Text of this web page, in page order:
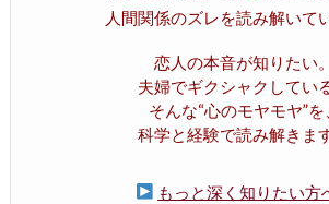
人間関係のズレを読み解いて
恋人の本音が知りたい。
夫婦でギクシャクしてい
そんな“心のモヤモヤ”を
科学と経験で読み解きま
もっと深く知りたい方